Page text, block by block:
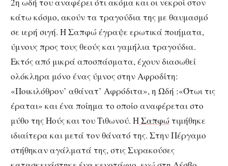
κάτω κόσμο, ακούν τα τραγούδια της με θαυμασμό
σε ιερή σιγή. Η Σαπφώ έγραψε ερωτικά ποιήματα,
ύμνους προς τους θεούς και γαμήλια τραγούδια.
Εκτός από μικρά αποσπάσματα, έχουν διασωθεί
ολόκληρα μόνο ένας ύμνος στην Αφροδίτη:
«Ποικιλόθρον’ αθάνατ’ Αφρόδιτα», η Ωδή :«Ότωι τις
έραται» και ένα ποίημα το οποίο αναφέρεται στο
μύθο της Ηούς και του Τιθωνού. ΗΣαπφώ τιμήθηκε
ιδιαίτερα και μετά τον θάνατό της. Στην Πέργαμο
στήθηκαν αγάλματά της, στις Συρακούσες